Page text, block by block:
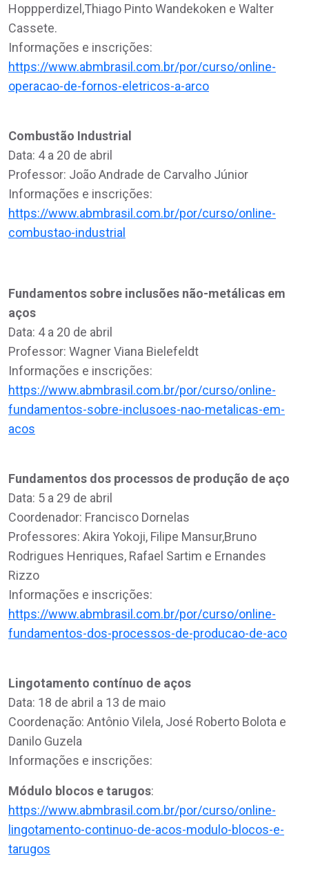
Hoppperdizel,Thiago Pinto Wandekoken e Walter
Cassete.
Informações e inscrições:
https://www.abmbrasil.com.br/por/curso/online-
operacao-de-fornos-eletricos-a-arco
Combustão Industrial
Data: 4 a 20 de abril
Professor: João Andrade de Carvalho Júnior
Informações e inscrições:
https://www.abmbrasil.com.br/por/curso/online-
combustao-industrial
Fundamentos sobre inclusões não-metálicas em
aços
Data: 4 a 20 de abril
Professor: Wagner Viana Bielefeldt
Informações e inscrições:
https://www.abmbrasil.com.br/por/curso/online-
fundamentos-sobre-inclusoes-nao-metalicas-em-
acos
Fundamentos dos processos de produção de aço
Data: 5 a 29 de abril
Coordenador: Francisco Dornelas
Professores: Akira Yokoji, Filipe Mansur,Bruno
Rodrigues Henriques, Rafael Sartim e Ernandes
Rizzo
Informações e inscrições:
https://www.abmbrasil.com.br/por/curso/online-
fundamentos-dos-processos-de-producao-de-aco
Lingotamento contínuo de aços
Data: 18 de abril a 13 de maio
Coordenação: Antônio Vilela, José Roberto Bolota e
Danilo Guzela
Informações e inscrições:
Módulo blocos e tarugos:
https://www.abmbrasil.com.br/por/curso/online-
lingotamento-continuo-de-acos-modulo-blocos-e-
tarugos